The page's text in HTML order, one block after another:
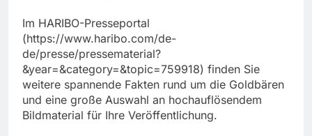
Im HARIBO-Presseportal
(https://www.haribo.com/de-
de/presse/pressematerial?
&year=&category=&topic=759918) finden Sie
weitere spannende Fakten rund um die Goldbären
und eine große Auswahl an hochauflösendem
Bildmaterial für Ihre Veröffentlichung.